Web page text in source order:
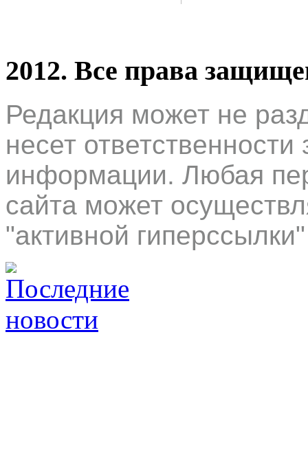
2012. Все права
Редакция может не
несет
информации. Любая
сайта может
"активной